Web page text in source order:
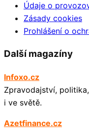
Údaje o
Zásady cookies
Prohlášení o
Další magazíny
Infoxo.cz
Zpravodajství,
i ve světě.
Azetfinance.cz